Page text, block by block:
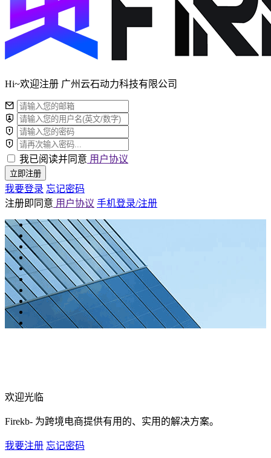
Hi~欢迎注册 广州云石动力科技有限公司
我已阅读并同意 用户协议
立即注册
我要登录 忘记密码
注册即同意 用户协议 手机登录/注册
欢迎光临
Firekb- 为跨境电商提供有用的、实用的解决方案。
我要注册 忘记密码